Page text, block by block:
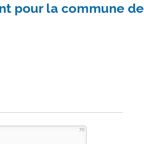
pour la commune de
70